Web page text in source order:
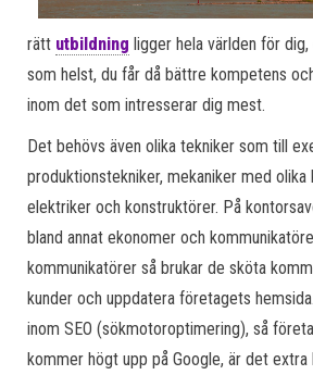
rätt utbildning ligger hela världen för
som helst, du får då bättre kompetens
inom det som intresserar dig mest.
Det behövs även olika tekniker som till
produktionstekniker, mekaniker med olika
elektriker och konstruktörer. På
bland annat ekonomer och
kommunikatörer så brukar de sköta
kunder och uppdatera företagets
inom SEO (sökmotoroptimering), så
kommer högt upp på Google, är det extra